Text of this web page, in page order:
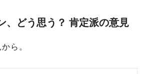
、どう思う？ 肯定派の意見
ら。